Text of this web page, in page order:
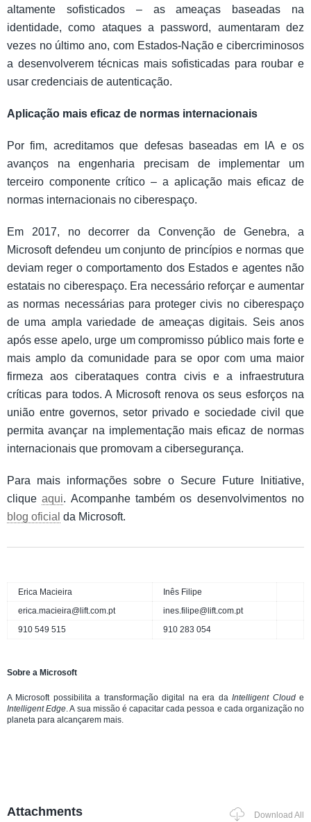
altamente sofisticados – as ameaças baseadas na
identidade, como ataques a password, aumentaram dez
vezes no último ano, com Estados-Nação e cibercriminosos
a desenvolverem técnicas mais sofisticadas para roubar e
usar credenciais de autenticação.
Aplicação mais eficaz de normas internacionais
Por fim, acreditamos que defesas baseadas em IA e os
avanços na engenharia precisam de implementar um
terceiro componente crítico – a aplicação mais eficaz de
normas internacionais no ciberespaço.
Em 2017, no decorrer da Convenção de Genebra, a
Microsoft defendeu um conjunto de princípios e normas que
deviam reger o comportamento dos Estados e agentes não
estatais no ciberespaço. Era necessário reforçar e aumentar
as normas necessárias para proteger civis no ciberespaço
de uma ampla variedade de ameaças digitais. Seis anos
após esse apelo, urge um compromisso público mais forte e
mais amplo da comunidade para se opor com uma maior
firmeza aos ciberataques contra civis e a infraestrutura
críticas para todos. A Microsoft renova os seus esforços na
união entre governos, setor privado e sociedade civil que
permita avançar na implementação mais eficaz de normas
internacionais que promovam a cibersegurança.
Para mais informações sobre o Secure Future Initiative,
cliqueaqui. Acompanhe também os desenvolvimentos no
blog oficial da Microsoft.
Erica Macieira
Inês Filipe
erica.macieira@lift.com.pt
ines.filipe@lift.com.pt
910 549 515
910 283 054
Sobre a Microsoft
A Microsoft possibilita a transformação digital na era daIntelligent Cloude
Intelligent Edge. A sua missão é capacitar cada pessoa e cada organização no
planeta para alcançarem mais.
Attachments Download All